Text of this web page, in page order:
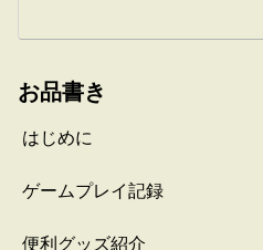
お品書き
はじめに
ゲームプレイ記録
便利グッズ紹介